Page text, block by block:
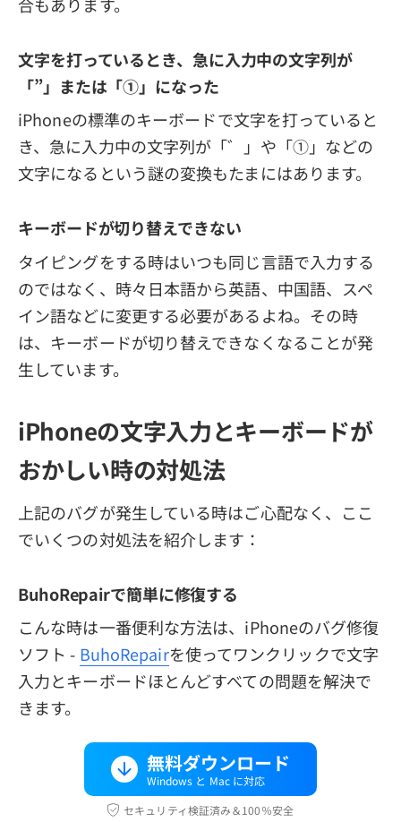
文字を打っているとき、急に入力中の文字列が
「”」または「①」になった
iPhoneの標準のキーボードで文字を打っていると
き、急に入力中の文字列が「゛」や「①」などの
文字になるという謎の変換もたまにはあります。
キーボードが切り替えできない
タイピングをする時はいつも同じ言語で入力する
のではなく、時々日本語から英語、中国語、スペ
イン語などに変更する必要があるよね。その時
は、キーボードが切り替えできなくなることが発
生しています。
iPhoneの文字入力とキーボードが
おかしい時の対処法
上記のバグが発生している時はご心配なく、ここ
でいくつの対処法を紹介します：
BuhoRepairで簡単に修復する
こんな時は一番便利な方法は、iPhoneのバグ修復
ソフト - BuhoRepairを使ってワンクリックで文字
入力とキーボードほとんどすべての問題を解決で
きます。
無料ダウンロード
Windows と Mac に対応
セキュリティ検証済み＆100％安全